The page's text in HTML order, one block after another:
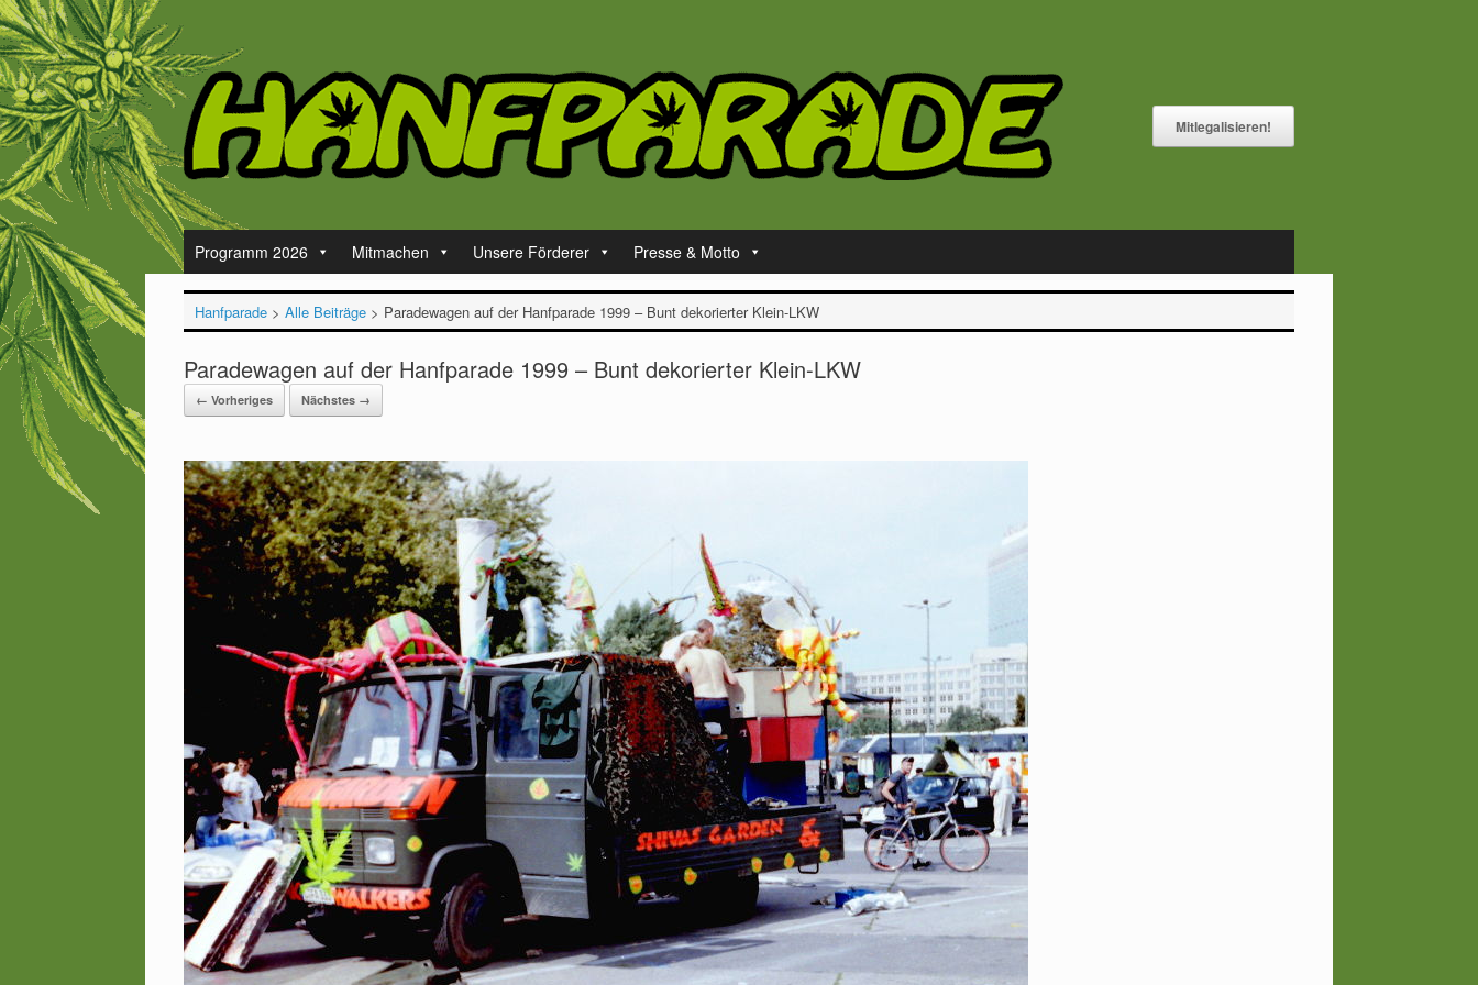
Zum
Inhalt
springen
Mitlegalisieren!
Programm 2026 Mitmachen Unsere Förderer Presse & Motto
Hanfparade> Alle Beiträge> Paradewagen auf der Hanfparade 1999 – Bunt dekorierter Klein-LKW
Paradewagen auf der Hanfparade 1999 – Bunt dekorierter Klein-LKW
← Vorheriges Nächstes →